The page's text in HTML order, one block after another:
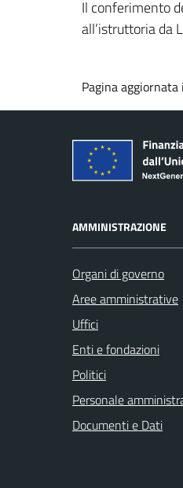
Il conferimento
all’istruttoria da
Pagina
AMMINISTRAZIONE
Organi di governo
Aree amministrative
Uffici
Enti e fondazioni
Politici
Personale
Documenti e Dati